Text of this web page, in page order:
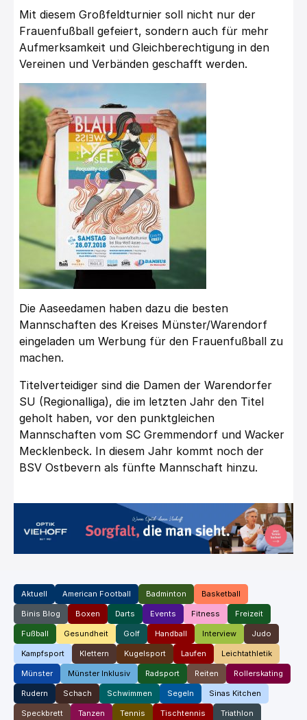
Mit diesem Großfeldturnier soll nicht nur der
Frauenfußball gefeiert, sondern auch für mehr
Aufmerksamkeit und Gleichberechtigung in den
Vereinen und Verbänden geschafft werden.
Die Aaseedamen haben dazu die besten
Mannschaften des Kreises Münster/Warendorf
eingeladen um Werbung für den Frauenfußball zu
machen.
Titelverteidiger sind die Damen der Warendorfer
SU (Regionalliga), die im letzten Jahr den Titel
geholt haben, vor den punktgleichen
Mannschaften vom SC Gremmendorf und Wacker
Mecklenbeck. In diesem Jahr kommt noch der
BSV Ostbevern als fünfte Mannschaft hinzu.
Aktuell American Football Badminton Basketball
Binis Blog Boxen Darts Events Fitness Freizeit
Fußball Gesundheit Golf Handball Interview Judo
Kampfsport Klettern Kugelsport Laufen Leichtathletik
Münster Münster Inklusiv Radsport Reiten Rollerskating
Rudern Schach Schwimmen Segeln Sinas Kitchen
Speckbrett Tanzen Tennis Tischtennis Triathlon